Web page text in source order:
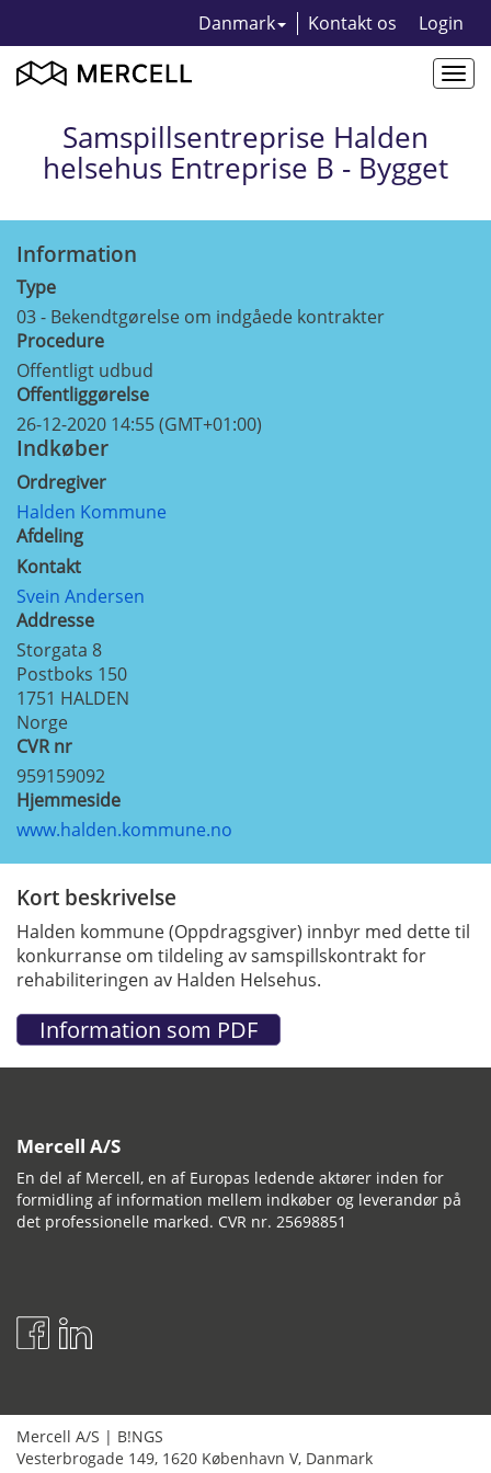
Danmark Kontakt os Login
Samspillsentreprise Halden
helsehus Entreprise B - Bygget
Information
Type
03 - Bekendtgørelse om indgåede kontrakter
Procedure
Offentligt udbud
Offentliggørelse
26-12-2020 14:55 (GMT+01:00)
Indkøber
Ordregiver
Halden Kommune
Afdeling
Kontakt
Svein Andersen
Addresse
Storgata 8
Postboks 150
1751 HALDEN
Norge
CVR nr
959159092
Hjemmeside
www.halden.kommune.no
Kort beskrivelse
Halden kommune (Oppdragsgiver) innbyr med dette til
konkurranse om tildeling av samspillskontrakt for
rehabiliteringen av Halden Helsehus.
Mercell A/S
En del af Mercell, en af Europas ledende aktører inden for
formidling af information mellem indkøber og leverandør på
det professionelle marked. CVR nr. 25698851
Mercell A/S | B!NGS
Vesterbrogade 149, 1620 København V, Danmark